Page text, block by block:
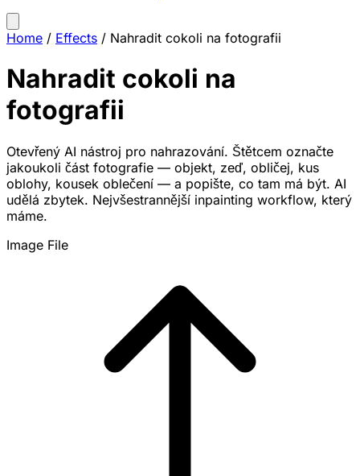
Home / Effects / Nahradit cokoli na fotografii
Nahradit cokoli na
fotografii
Otevřený AI nástroj pro nahrazování. Štětcem označte
jakoukoli část fotografie — objekt, zeď, obličej, kus
oblohy, kousek oblečení — a popište, co tam má být. AI
udělá zbytek. Nejvšestrannější inpainting workflow, který
máme.
Image File